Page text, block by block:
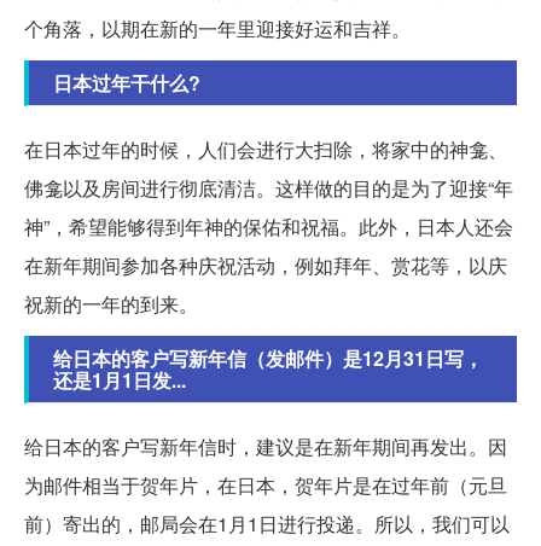
个角落，以期在新的一年里迎接好运和吉祥。
日本过年干什么?
在日本过年的时候，人们会进行大扫除，将家中的神龛、
佛龛以及房间进行彻底清洁。这样做的目的是为了迎接“年
神”，希望能够得到年神的保佑和祝福。此外，日本人还会
在新年期间参加各种庆祝活动，例如拜年、赏花等，以庆
祝新的一年的到来。
给日本的客户写新年信（发邮件）是12月31日写，
还是1月1日发...
给日本的客户写新年信时，建议是在新年期间再发出。因
为邮件相当于贺年片，在日本，贺年片是在过年前（元旦
前）寄出的，邮局会在1月1日进行投递。所以，我们可以